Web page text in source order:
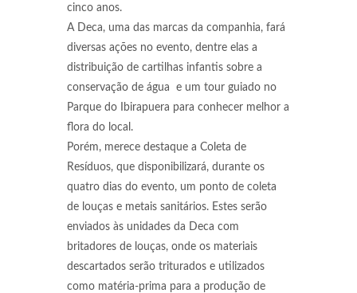
cinco anos.
A Deca, uma das marcas da companhia, fará
diversas ações no evento, dentre elas a
distribuição de cartilhas infantis sobre a
conservação de água e um tour guiado no
Parque do Ibirapuera para conhecer melhor a
flora do local.
Porém, merece destaque a Coleta de
Resíduos, que disponibilizará, durante os
quatro dias do evento, um ponto de coleta
de louças e metais sanitários. Estes serão
enviados às unidades da Deca com
britadores de louças, onde os materiais
descartados serão triturados e utilizados
como matéria-prima para a produção de